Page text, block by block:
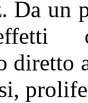
Da un
diretto